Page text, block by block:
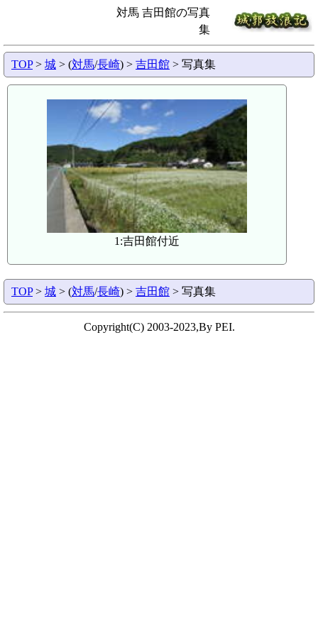
対馬 吉田館の写真
集
TOP> 城 > (対馬/長崎) > 吉田館 > 写真集
1:吉田館付近
TOP> 城 > (対馬/長崎) > 吉田館 > 写真集
Copyright(C) 2003-2023,By PEI.